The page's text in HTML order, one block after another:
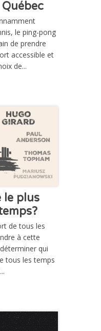
le ping-pong
de prendre
accessible et
de...
le plus
de tous les
à cette
qui
tous les temps